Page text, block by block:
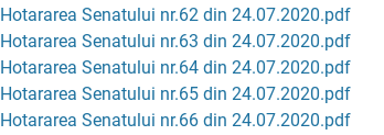
Hotararea Senatului nr.62 din 24.07.2020.pdf
Hotararea Senatului nr.63 din 24.07.2020.pdf
Hotararea Senatului nr.64 din 24.07.2020.pdf
Hotararea Senatului nr.65 din 24.07.2020.pdf
Hotararea Senatului nr.66 din 24.07.2020.pdf